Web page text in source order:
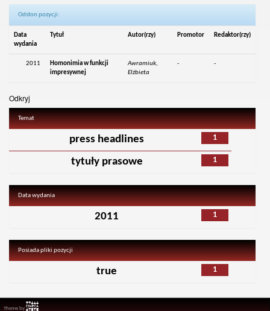
Odsłon pozycji:
Data
wydania
Tytuł Autor(rzy) Promotor Redaktor(rzy)
2011
Homonimia w funkcji
impresywnej
Awramiuk,
Elżbieta
- -
Odkryj
Temat
1
press headlines
1
tytuły prasowe
Data wydania
1
2011
Posiada pliki pozycji
1
true
Theme by